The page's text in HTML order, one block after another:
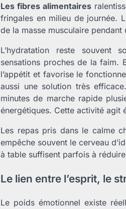
Les fibres alimentaires
fringales en milieu de journée.
de la masse musculaire
L’hydratation reste souvent
sensations proches de la faim.
l’appétit et favorise le
aussi une solution très
minutes de marche rapide
énergétiques. Cette activité agit
Les repas pris dans le calme
empêche souvent le cerveau
à table suffisent parfois à
Le lien entre l’esprit, le
Le poids émotionnel existe